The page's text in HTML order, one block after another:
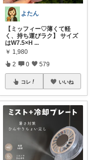
よたん
【ミッフィー♡薄くて軽
く、持ち運びラク】 サイズ
はW7.5×H ...
￥ 1,980
2 0 579
コレ いいね